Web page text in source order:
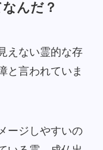
んだ？
えない霊的な存
と言われていま
ージしやすいの